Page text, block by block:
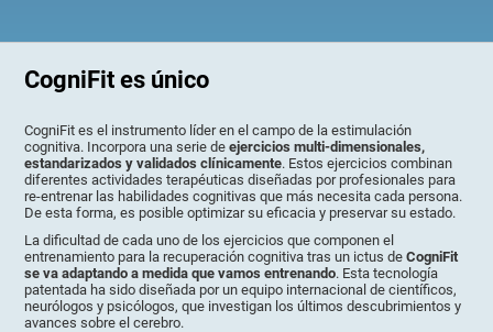
CogniFit es único
CogniFit es el instrumento líder en el campo de la estimulación
cognitiva. Incorpora una serie deejercicios multi-dimensionales,
estandarizados y validados clínicamente. Estos ejercicios combinan
diferentes actividades terapéuticas diseñadas por profesionales para
re-entrenar las habilidades cognitivas que más necesita cada persona.
De esta forma, es posible optimizar su eficacia y preservar su estado.
La dificultad de cada uno de los ejercicios que componen el
entrenamiento para la recuperación cognitiva tras un ictus deCogniFit
se va adaptando a medida que vamos entrenando. Esta tecnología
patentada ha sido diseñada por un equipo internacional de científicos,
neurólogos y psicólogos, que investigan los últimos descubrimientos y
avances sobre el cerebro.